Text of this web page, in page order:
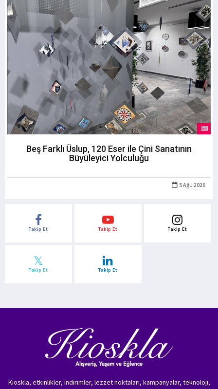
Beş Farklı Üslup, 120 Eser ile Çini Sanatının
Büyüleyici Yolculuğu
5 Ağu 2026
Takip Et Takip Et Takip Et
Takip Et Takip Et
Kioskla, etkinlikler, indirimler, lezzet noktaları, kampanyalar, teknoloji,